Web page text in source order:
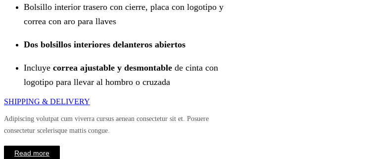
Bolsillo interior trasero con cierre, placa con logotipo y
correa con aro para llaves
Dos bolsillos interiores delanteros abiertos
Incluye correa ajustable y desmontable de cinta con
logotipo para llevar al hombro o cruzada
SHIPPING & DELIVERY
Adipiscing volutpat cum viverra cursus aenean consectetur sit et. Posuere
consectetur scelerisque mattis congue.
Read more